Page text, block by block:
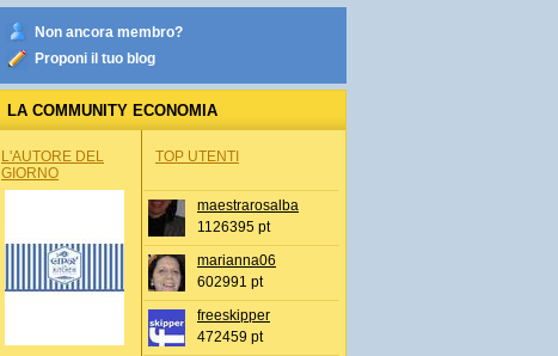
Non ancora membro?
Proponi il tuo blog
LA COMMUNITY ECONOMIA
L'AUTORE DEL
GIORNO
TOP UTENTI
maestrarosalba
1126395 pt
marianna06
602991 pt
freeskipper
472459 pt